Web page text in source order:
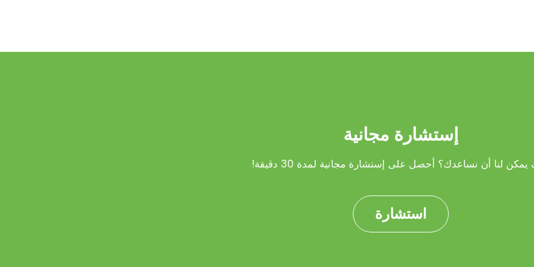
إستشارة مجانية
لنا أن نساعدك؟ أحصل على إستشارة مجانية لمدة 30 دقيقة!
استشارة